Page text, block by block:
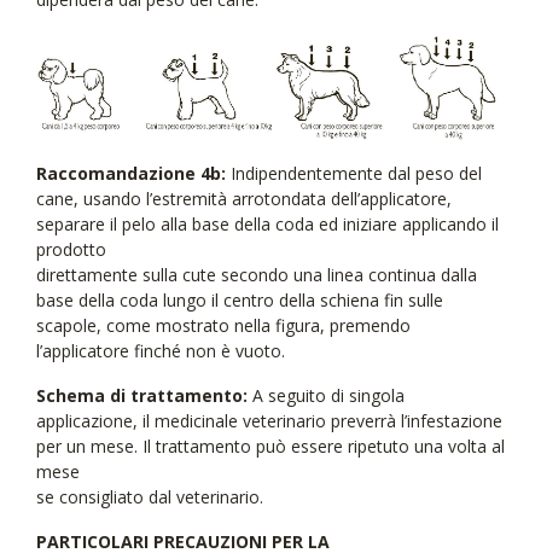
Raccomandazione 4b: Indipendentemente dal peso del
cane, usando l’estremità arrotondata dell’applicatore,
separare il pelo alla base della coda ed iniziare applicando il
prodotto
direttamente sulla cute secondo una linea continua dalla
base della coda lungo il centro della schiena fin sulle
scapole, come mostrato nella figura, premendo
l’applicatore finché non è vuoto.
Schema di trattamento: A seguito di singola
applicazione, il medicinale veterinario preverrà l’infestazione
per un mese. Il trattamento può essere ripetuto una volta al
mese
se consigliato dal veterinario.
PARTICOLARI PRECAUZIONI PER LA